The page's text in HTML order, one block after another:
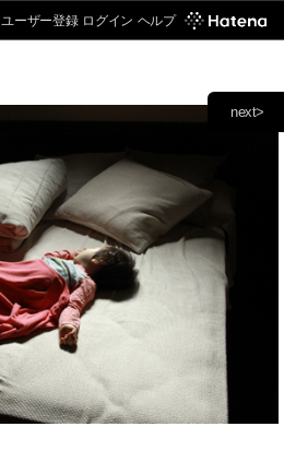
ユーザー登録 ログイン ヘルプ
next>